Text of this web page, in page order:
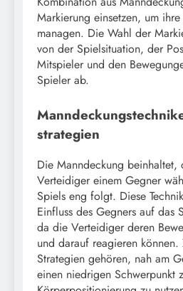
Markierung einsetzen, um
managen. Die Wahl der
von der Spielsituation, der
Mitspieler und den
Spieler ab.
strategien
Die Manndeckung beinhaltet,
Verteidiger einem Gegner
Spiels eng folgt. Diese
Einfluss des Gegners auf das
da die Verteidiger deren
und darauf reagieren
Strategien gehören, nah am
einen niedrigen Schwerpunkt